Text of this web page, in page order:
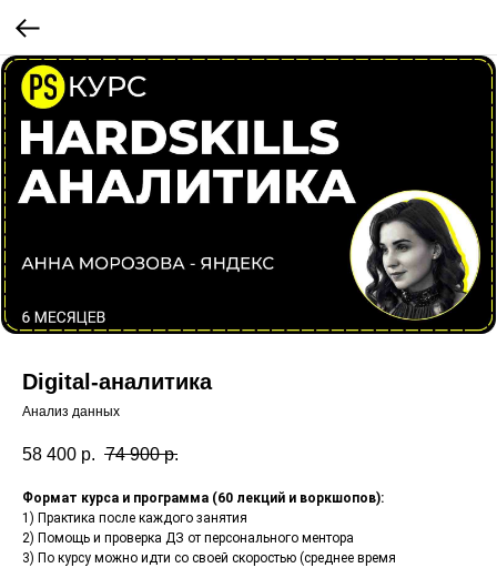
Digital-аналитика
Анализ данных
58 400 р. 74 900 р.
Формат курса и программа (60 лекций и воркшопов):
1) Практика после каждого занятия
2) Помощь и проверка ДЗ от персонального ментора
3) По курсу можно идти со своей скоростью (среднее время